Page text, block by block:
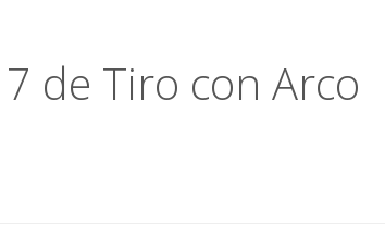
de Tiro con Arco